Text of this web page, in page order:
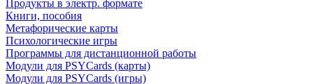
Продукты в электр. формате
Книги, пособия
Метафорические карты
Психологические игры
Программы для дистанционной работы
Модули для PSYCards (карты)
Модули для PSYCards (игры)